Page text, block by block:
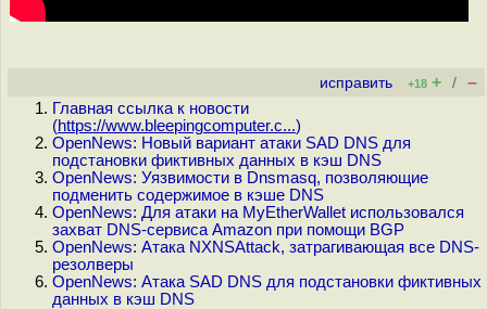
исправить +18 + / –
Главная ссылка к новости
(https://www.bleepingcomputer.c...)
OpenNews: Новый вариант атаки SAD DNS для
подстановки фиктивных данных в кэш DNS
OpenNews: Уязвимости в Dnsmasq, позволяющие
подменить содержимое в кэше DNS
OpenNews: Для атаки на MyEtherWallet использовался
захват DNS-сервиса Amazon при помощи BGP
OpenNews: Атака NXNSAttack, затрагивающая все DNS-
резолверы
OpenNews: Атака SAD DNS для подстановки фиктивных
данных в кэш DNS